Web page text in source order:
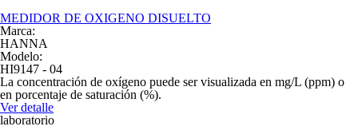
MEDIDOR DE OXIGENO DISUELTO
Marca:
HANNA
Modelo:
HI9147 - 04
La concentración de oxígeno puede ser visualizada en mg/L (ppm) o
en porcentaje de saturación (%).
Ver detalle
laboratorio